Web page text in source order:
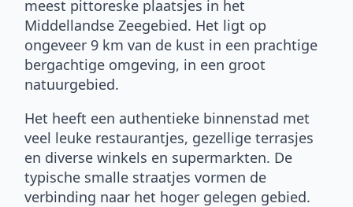
meest pittoreske plaatsjes in het
Middellandse Zeegebied. Het ligt op
ongeveer 9 km van de kust in een prachtige
bergachtige omgeving, in een groot
natuurgebied.
Het heeft een authentieke binnenstad met
veel leuke restaurantjes, gezellige terrasjes
en diverse winkels en supermarkten. De
typische smalle straatjes vormen de
verbinding naar het hoger gelegen gebied.